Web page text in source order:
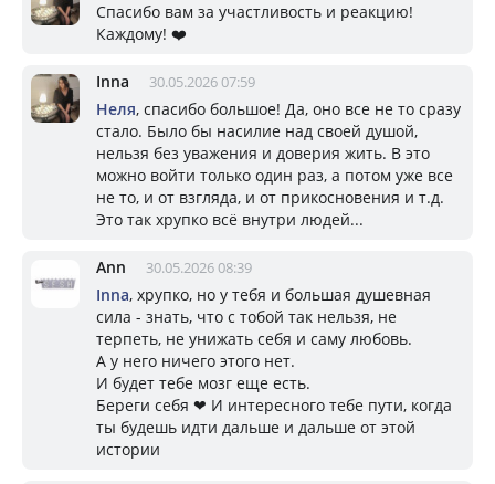
Спасибо вам за участливость и реакцию!
Каждому! ❤️
Inna 30.05.2026 07:59
Неля, спасибо большое! Да, оно все не то сразу
стало. Было бы насилие над своей душой,
нельзя без уважения и доверия жить. В это
можно войти только один раз, а потом уже все
не то, и от взгляда, и от прикосновения и т.д.
Это так хрупко всё внутри людей...
Ann 30.05.2026 08:39
Inna, хрупко, но у тебя и большая душевная
сила - знать, что с тобой так нельзя, не
терпеть, не унижать себя и саму любовь.
А у него ничего этого нет.
И будет тебе мозг еще есть.
Береги себя ❤ И интересного тебе пути, когда
ты будешь идти дальше и дальше от этой
истории